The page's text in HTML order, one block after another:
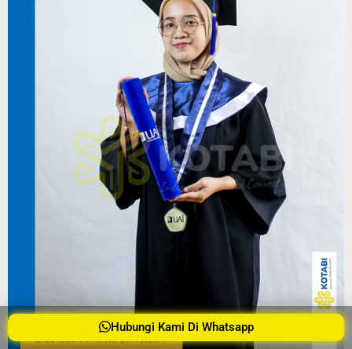
Hubungi Kami Di Whatsapp